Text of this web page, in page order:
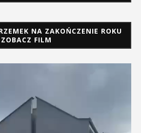
NA ZAKOŃCZENIE ROKU
FILM